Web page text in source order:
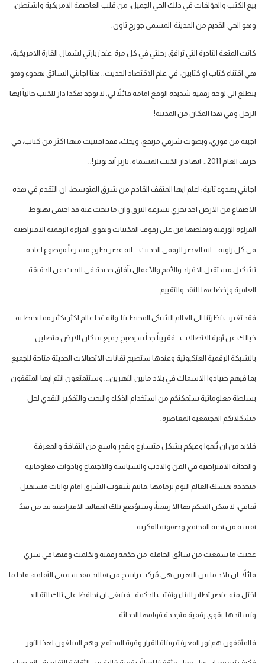
بيع الكتب والمؤلفات في ذلك الحي الجميل، من قلب العاصمة الامريكية واشنطن،
وهو الحي القديم من المدينة المسمى جورج تاون.
كانت المتعة النادرة التي ترافق رحلتي في كل مرة عند زيارتي لشمال القارة الامريكية،
هي اقتناء كتاب او كتابين، في علم الاقتصاد الحديث.. هنا اجابني السائق بهدوء وهو
يتطلع الى لوحة رقمية شديدة الوقع امامه قائلاً لي: لا توجد هكذا دار للكتب حالياً ايها
الرجل وفي هذا المكان من المدينة!
اجبته من فوري، وبصوت شرقي مرتفع، ويحك، فقد اقتنيت منها اكثر من كتاب، في
خريف العام 2011.. انها دار الكتب المسماة: بارنز آند نوبلز!..
اجابني بهدوء ثانية: اعلم ايها المثقف القادم من شرق المتوسط، ان التقدم في هذه
الاصقاع من الارض اخذ يجري بسرعة البرق وان ما تبحث عنه قد اختفى بهبوط
القراءة الورقية وتقلصها من على رفوف المكتبات وتفوق القراءة الرقمية الافتراضية
في كل زاوية…. انه العصر الرقمي الحديث…. انه عصر يطرح مسرعاً موضوع اعادة
تشكيل مستقبل الافراد والأمم والأعمال بآفاق جديدة في البحث عن الحقيقة
العلمية وإخضاعها للنقد والتقييم.
فقد تغيرت نظرتنا الى العالم الشبكي المحيط بنا وانه غدا عالم اكثر بكثير مما يحيط به
خيالك عن ثورة الاتصالات.. فقريباً جداً سيصبح جميع سكان الارض متصلين
بالشبكة الرقمية العنكبوتية وعندها ستصبح تقانات الاتصالات الحديثة متاحة للجميع
بما فيهم صيادوا الاسماك في بلاد مابين النهرين…. وستتمتعون انتم ايها المثقفون
بسلطة معلوماتية ستمكنكم من استخدام الذكاء والبحث والتفكير النقدي لحل
مشكلاتكم المجتمعية المعاصرة.
فلابد من ان تُنموا وعيكم بشكل متسارع وبقدرٍ واسع من الثقافة والمعرفة
والحداثة الافتراضية في الفن والادب والسياسة والاجتماع وبادوات معلوماتية
متجددة يمسك العالم اليوم بزمامها .فانتم شعوب الشرق امام بوابات مستقبل
ثقافي، لا يمكن التحكم بها الا رقمياً، وستوُضع تلك المقاليد الافتراضية بيد من يعدُ
نفسه من نخبة المجتمع وصفوته الفكرية.
عجبت ما سمعت من سائق الحافلة من حكمة رقمية وتكلمت وقتها في سري
قائلاً: ان بلاد ما بين النهرين هي مُركب راسخ من تقاليد مقدسة في الثقافة، فاذا ما
اختل منه عنصر تطاير البناء وتفتت الحكمة.. فينبغي ان نحافظ على تلك التقاليد
ونساندها بقوى رقمية متجددة قوامها الحداثة.
فالمثقفون هم نور المعرفة وبناة القرار وقوة المجتمع وهم المبلغون لهذا النور..